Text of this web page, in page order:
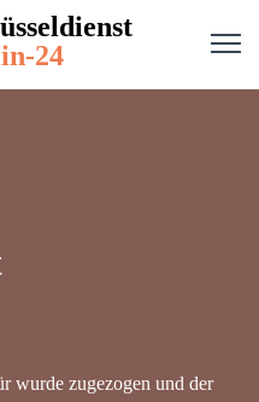
24
wurde zugezogen und der